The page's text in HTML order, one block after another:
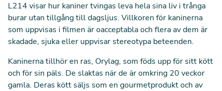
L214 visar hur kaniner tvingas leva hela sina liv i trånga
burar utan tillgång till dagsljus. Villkoren för kaninerna
som uppvisas i filmen är oacceptabla och flera av dem är
skadade, sjuka eller uppvisar stereotypa beteenden.
Kaninerna tillhör en ras, Orylag, som föds upp för sitt kött
och för sin päls. De slaktas när de är omkring 20 veckor
gamla. Deras kött säljs som en gourmetprodukt och av